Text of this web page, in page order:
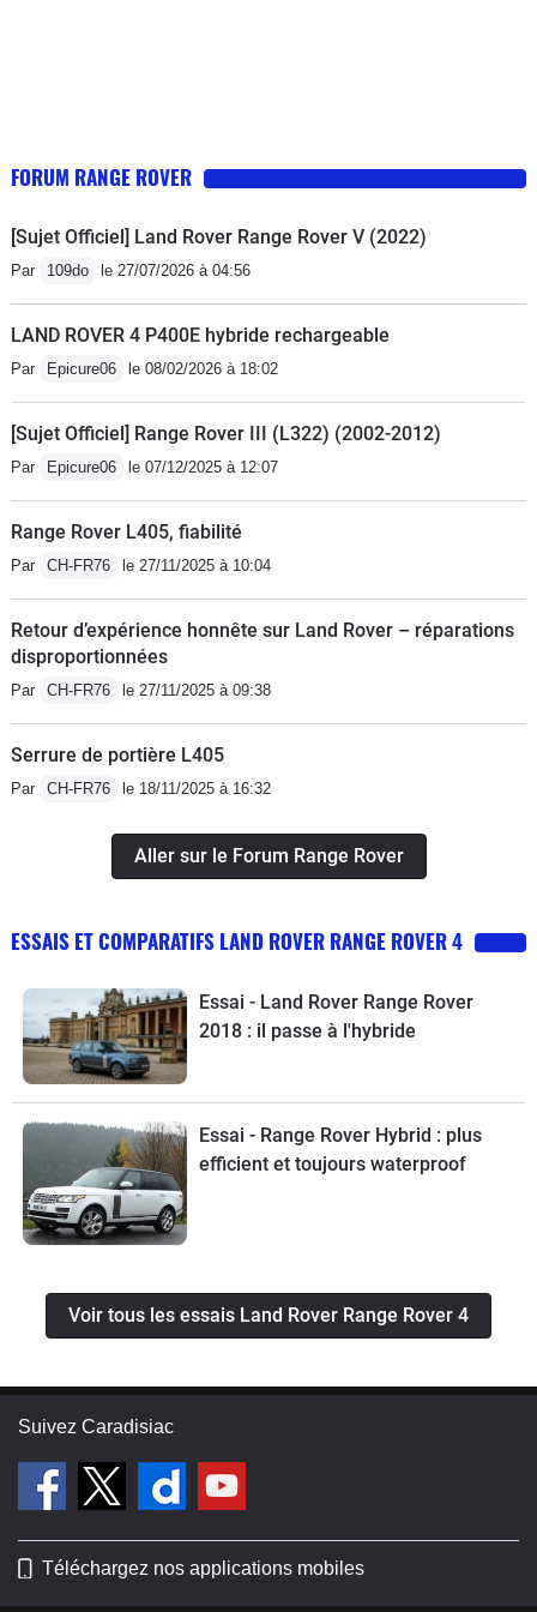
FORUM RANGE ROVER
[Sujet Officiel] Land Rover Range Rover V (2022)
Par 109do le 27/07/2026 à 04:56
LAND ROVER 4 P400E hybride rechargeable
Par Epicure06 le 08/02/2026 à 18:02
[Sujet Officiel] Range Rover III (L322) (2002-2012)
Par Epicure06 le 07/12/2025 à 12:07
Range Rover L405, fiabilité
Par CH-FR76 le 27/11/2025 à 10:04
Retour d’expérience honnête sur Land Rover – réparations
disproportionnées
Par CH-FR76 le 27/11/2025 à 09:38
Serrure de portière L405
Par CH-FR76 le 18/11/2025 à 16:32
Aller sur le Forum Range Rover
ESSAIS ET COMPARATIFS LAND ROVER RANGE ROVER 4
Essai - Land Rover Range Rover
2018 : il passe à l'hybride
Essai - Range Rover Hybrid : plus
efficient et toujours waterproof
Voir tous les essais Land Rover Range Rover 4
Suivez Caradisiac
Téléchargez nos applications mobiles